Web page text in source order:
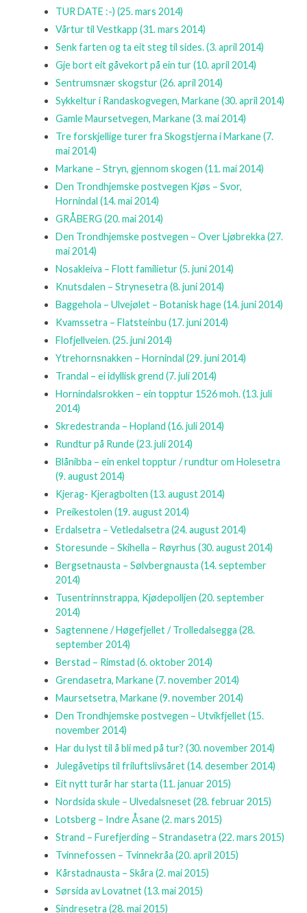
TUR DATE :-)(25. mars 2014)
Vårtur til Vestkapp(31. mars 2014)
Senk farten og ta eit steg til sides.(3. april 2014)
Gje bort eit gåvekort på ein tur(10. april 2014)
Sentrumsnær skogstur(26. april 2014)
Sykkeltur i Randaskogvegen, Markane(30. april 2014)
Gamle Maursetvegen, Markane(3. mai 2014)
Tre forskjellige turer fra Skogstjerna i Markane(7.
mai 2014)
Markane – Stryn, gjennom skogen(11. mai 2014)
Den Trondhjemske postvegen Kjøs – Svor,
Hornindal(14. mai 2014)
GRÅBERG(20. mai 2014)
Den Trondhjemske postvegen – Over Ljøbrekka(27.
mai 2014)
Nosakleiva – Flott familietur(5. juni 2014)
Knutsdalen – Strynesetra(8. juni 2014)
Baggehola – Ulvejølet – Botanisk hage(14. juni 2014)
Kvamssetra – Flatsteinbu(17. juni 2014)
Flofjellveien.(25. juni 2014)
Ytrehornsnakken – Hornindal(29. juni 2014)
Trandal – ei idyllisk grend(7. juli 2014)
Hornindalsrokken – ein topptur 1526 moh.(13. juli
2014)
Skredestranda – Hopland(16. juli 2014)
Rundtur på Runde(23. juli 2014)
Blånibba – ein enkel topptur / rundtur om Holesetra
(9. august 2014)
Kjerag- Kjeragbolten(13. august 2014)
Preikestolen(19. august 2014)
Erdalsetra – Vetledalsetra(24. august 2014)
Storesunde – Skihella – Røyrhus(30. august 2014)
Bergsetnausta – Sølvbergnausta(14. september
2014)
Tusentrinnstrappa, Kjødepolljen(20. september
2014)
Sagtennene / Høgefjellet / Trolledalsegga(28.
september 2014)
Berstad – Rimstad(6. oktober 2014)
Grendasetra, Markane(7. november 2014)
Maursetsetra, Markane(9. november 2014)
Den Trondhjemske postvegen – Utvikfjellet(15.
november 2014)
Har du lyst til å bli med på tur?(30. november 2014)
Julegåvetips til friluftslivsåret(14. desember 2014)
Eit nytt turår har starta(11. januar 2015)
Nordsida skule – Ulvedalsneset(28. februar 2015)
Lotsberg – Indre Åsane(2. mars 2015)
Strand – Furefjerding – Strandasetra(22. mars 2015)
Tvinnefossen – Tvinnekråa(20. april 2015)
Kårstadnausta – Skåra(2. mai 2015)
Sørsida av Lovatnet(13. mai 2015)
Sindresetra(28. mai 2015)